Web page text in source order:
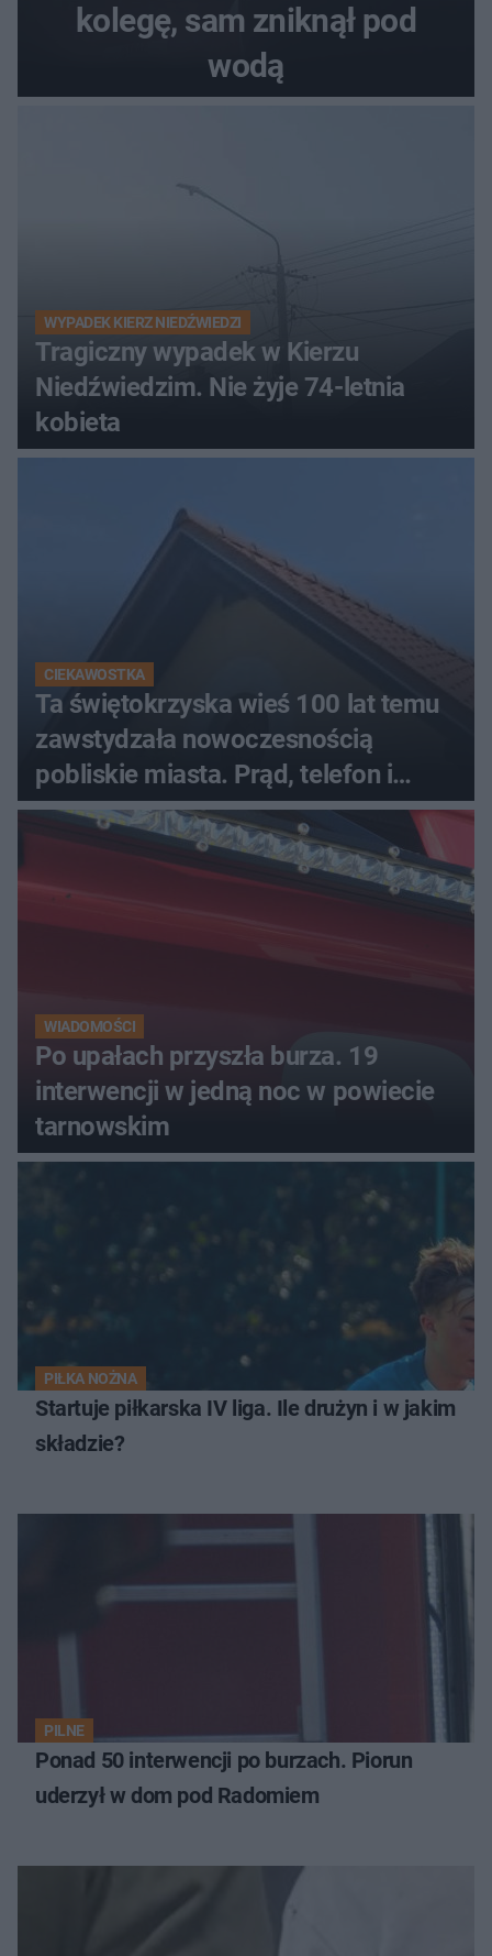
kolegę, sam zniknął pod
wodą
WYPADEK KIERZ NIEDŹWIEDZI
Tragiczny wypadek w Kierzu
Niedźwiedzim. Nie żyje 74-letnia
kobieta
CIEKAWOSTKA
Ta świętokrzyska wieś 100 lat temu
zawstydzała nowoczesnością
pobliskie miasta. Prąd, telefon i
luksusowa auta
WIADOMOŚCI
Po upałach przyszła burza. 19
interwencji w jedną noc w powiecie
tarnowskim
PIŁKA NOŻNA
Startuje piłkarska IV liga. Ile drużyn i w jakim
składzie?
PILNE
Ponad 50 interwencji po burzach. Piorun
uderzył w dom pod Radomiem